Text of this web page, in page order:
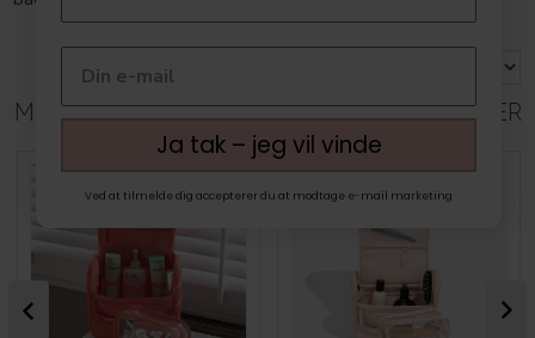
MEST POPULÆRE I STACKERS TOILETTASKER
Ja tak – jeg vil vinde
Ved at tilmelde dig accepterer du at modtage e-mail marketing